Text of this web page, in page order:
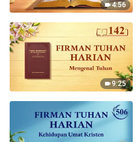
4:56
9:25